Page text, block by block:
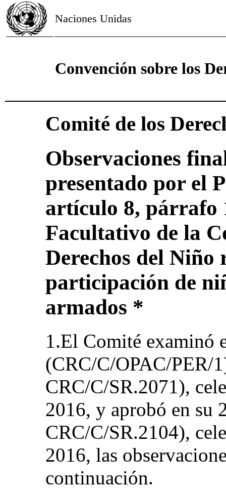
Naciones Unidas
Convención sobre los
Comité de los
Observaciones
presentado por el
artículo 8, párrafo
Facultativo de la
Derechos del Niño
participación de
armados *
1.El Comité examinó
(CRC/C/OPAC/PER/
CRC/C/SR.2071),
2016, y aprobó en su
CRC/C/SR.2104),
2016, las
continuación.